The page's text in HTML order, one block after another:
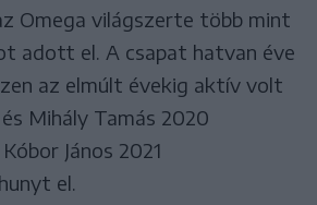
Omega világszerte több mint
adott el. A csapat hatvan éve
az elmúlt évekig aktív volt
Mihály Tamás 2020
János 2021
el.